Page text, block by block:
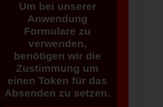
Um bei unserer
Anwendung
Formulare zu
verwenden,
benötigen wir die
Zustimmung um
einen Token für das
Absenden zu setzen.